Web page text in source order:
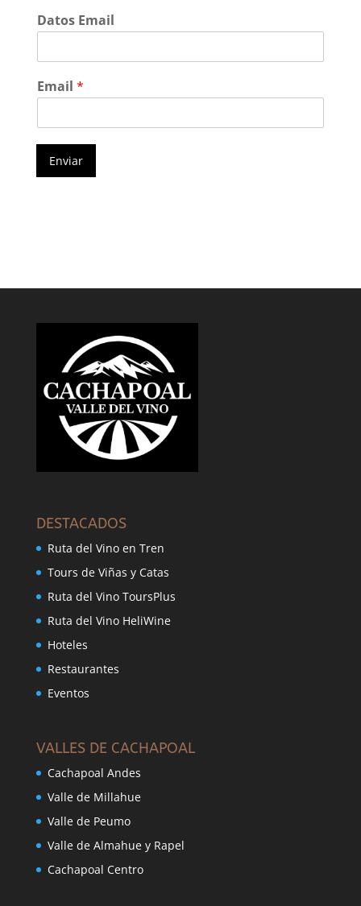
Datos Email
Email *
Enviar
DESTACADOS
Ruta del Vino en Tren
Tours de Viñas y Catas
Ruta del Vino ToursPlus
Ruta del Vino HeliWine
Hoteles
Restaurantes
Eventos
VALLES DE CACHAPOAL
Cachapoal Andes
Valle de Millahue
Valle de Peumo
Valle de Almahue y Rapel
Cachapoal Centro